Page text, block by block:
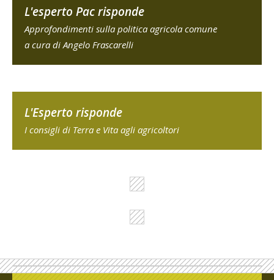
L'esperto Pac risponde
Approfondimenti sulla politica agricola comune
a cura di Angelo Frascarelli
L'Esperto risponde
I consigli di Terra e Vita agli agricoltori